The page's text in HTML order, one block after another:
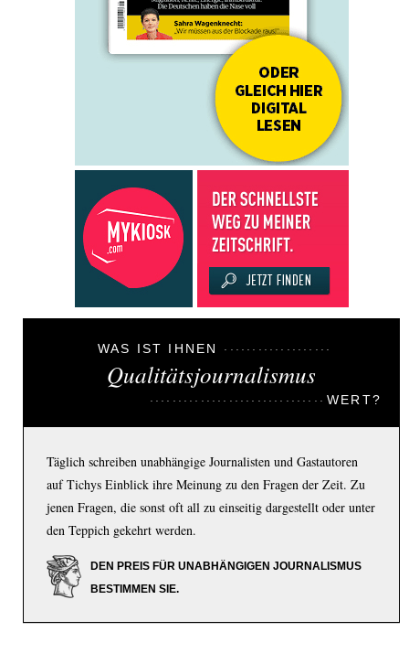
WAS IST IHNEN
Qualitätsjournalismus
WERT?
Täglich schreiben unabhängige Journalisten und Gastautoren
auf Tichys Einblick ihre Meinung zu den Fragen der Zeit. Zu
jenen Fragen, die sonst oft all zu einseitig dargestellt oder unter
den Teppich gekehrt werden.
DEN PREIS FÜR UNABHÄNGIGEN JOURNALISMUS
BESTIMMEN SIE.